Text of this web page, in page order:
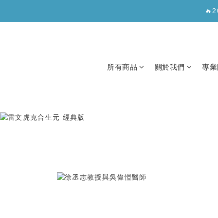
✨【
所有商品 關於我們 專